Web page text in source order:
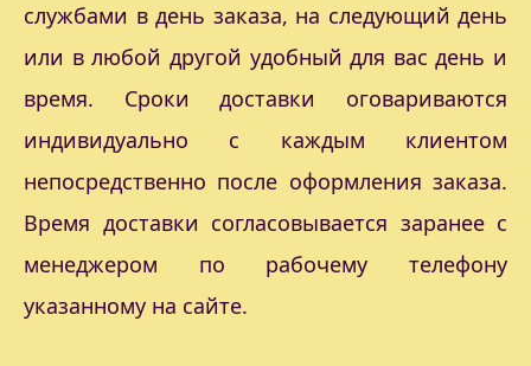
службами в день заказа, на следующий день
или в любой другой удобный для вас день и
время. Сроки доставки оговариваются
индивидуально с каждым клиентом
непосредственно после оформления заказа.
Время доставки согласовывается заранее с
менеджером по рабочему телефону
указанному на сайте.